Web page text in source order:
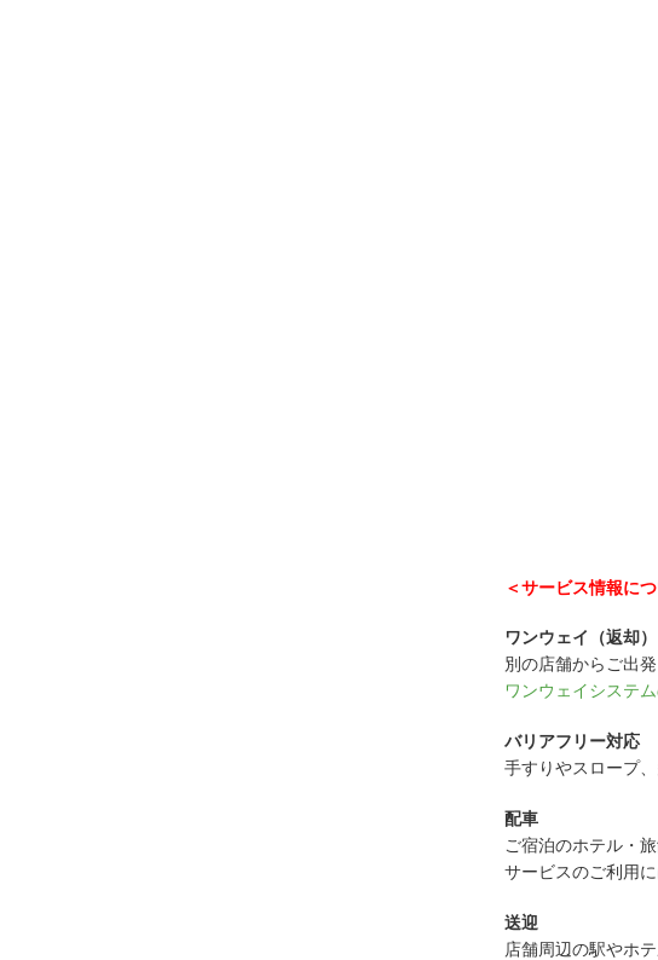
＜サービス情報に
ワンウェイ（返却）
別の店舗からご出
ワンウェイシステ
バリアフリー対応
手すりやスロープ
配車
ご宿泊のホテル・
サービスのご利用
送迎
店舗周辺の駅やホ